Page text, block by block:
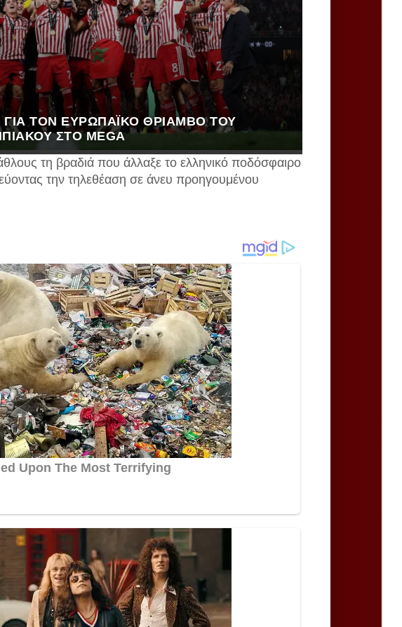
ΓΙΑ ΤΟΝ ΕΥΡΩΠΑΪΚΌ ΘΡΊΑΜΒΟ ΤΟΥ
ΣΤΟ MEGA
τη βραδιά που άλλαξε το ελληνικό ποδόσφαιρο
την τηλεθέαση σε άνευ προηγουμένου